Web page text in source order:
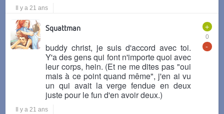
Il y a 21 ans
+
0
-
Squattman
buddy christ, je suis d'accord avec toi.
Y'a des gens qui font n'importe quoi avec
leur corps, hein. (Et ne me dites pas "oui
mais à ce point quand même", j'en ai vu
un qui avait la verge fendue en deux
juste pour le fun d'en avoir deux.)
Il y a 21 ans